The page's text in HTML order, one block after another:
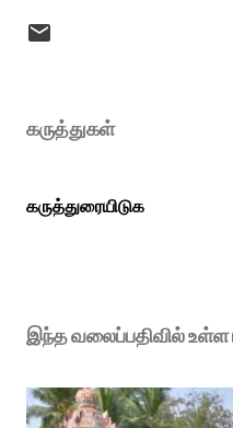
கருத்துகள்
கருத்துரையிடுக
இந்த வலைப்பதிவில் உள்ள